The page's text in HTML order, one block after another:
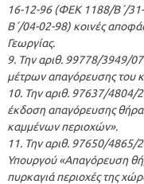
16-12-96 (ΦΕΚ 1188/Β΄/
Β΄/04-02-98) κοινές
Γεωργίας.
9. Την αριθ. 99778/3949/
μέτρων απαγόρευσης του
10. Την αριθ. 97637/
έκδοση απαγόρευσης
καμμένων περιοχών».
11. Την αριθ. 97650/
Υπουργού «Απαγόρευση
πυρκαγιά περιοχές της